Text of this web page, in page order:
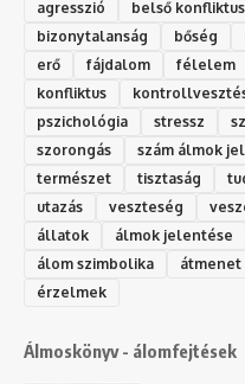
agresszió belső
bizonytalanság
bőség
erő
fájdalom félelem
konfliktus
pszichológia
stressz
szorongás
szám álmok
természet
tisztaság
utazás
veszteség
állatok
álmok jelentése
álom szimbolika
átmenet
érzelmek
Álmoskönyv - álomfejtések